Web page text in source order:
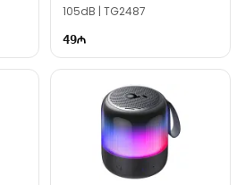
WhatsApp.
к нам!
105dB | TG2487
49